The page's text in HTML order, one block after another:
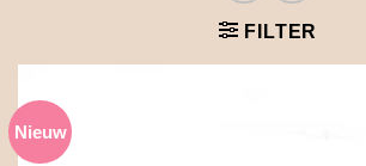
FILTER
Nieuw